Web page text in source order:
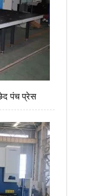
छेद पंच प्रेस